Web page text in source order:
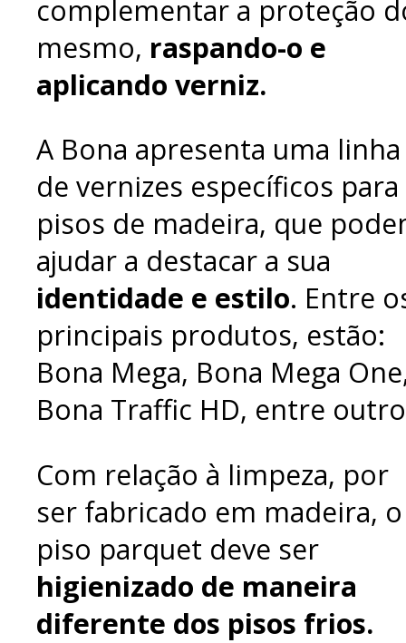
complementar a proteção
mesmo, raspando-o e
aplicando verniz.
A Bona apresenta uma linha
de vernizes específicos para
pisos de madeira, que
ajudar a destacar a sua
identidade e estilo. Entre
principais produtos, estão:
Bona Mega, Bona Mega
Bona Traffic HD, entre
Com relação à limpeza, por
ser fabricado em madeira, o
piso parquet deve ser
higienizado de maneira
diferente dos pisos frios.